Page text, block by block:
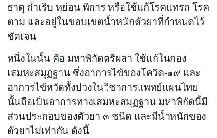
ธาตุ กำเริบ หย่อน พิการ หรือใช้แก้โรคแทรก โรค
ตาม และอยู่ในขอบเขตน้ำหนักตัวยาที่กำหนดไว้
ชัดเจน
หนึ่งในนั้น คือ มหาพิกัดตรีผลา ใช้แก้ในกอง
เสมหะสมุฏฐาน ซึ่งอาการไข้ของโควิด-๑๙ และ
อาการไข้หวัดทั้งปวงในวิชาการแพทย์แผนไทย
นั้นถือเป็นอาการทางเสมหะสมุฏฐาน มหาพิกัดนี้มี
ส่วนประกอบของตัวยา ๓ ชนิด และมีน้ำหนักของ
ตัวยาไม่เท่ากัน ดังนี้